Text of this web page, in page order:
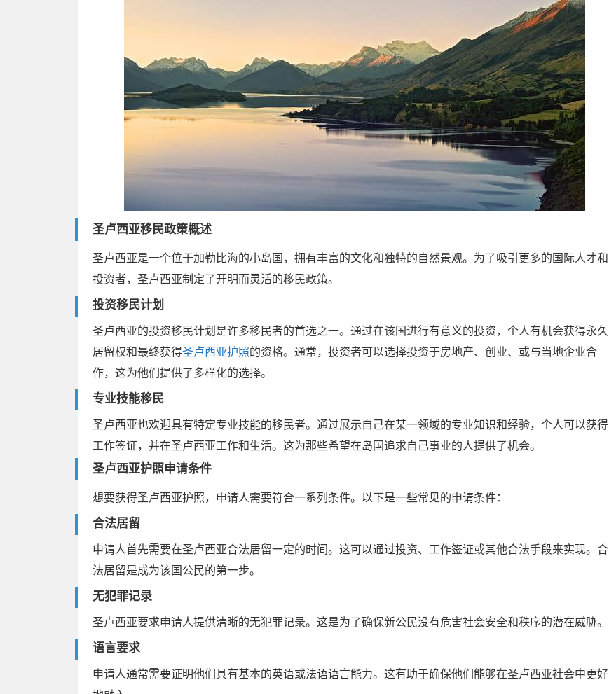
圣卢西亚移民政策概述
圣卢西亚是一个位于加勒比海的小岛国，拥有丰富的文化和独特的自然景观。为了吸引更多的国际人才和
投资者，圣卢西亚制定了开明而灵活的移民政策。
投资移民计划
圣卢西亚的投资移民计划是许多移民者的首选之一。通过在该国进行有意义的投资，个人有机会获得永久
居留权和最终获得圣卢西亚护照的资格。通常，投资者可以选择投资于房地产、创业、或与当地企业合
作，这为他们提供了多样化的选择。
专业技能移民
圣卢西亚也欢迎具有特定专业技能的移民者。通过展示自己在某一领域的专业知识和经验，个人可以获得
工作签证，并在圣卢西亚工作和生活。这为那些希望在岛国追求自己事业的人提供了机会。
圣卢西亚护照申请条件
想要获得圣卢西亚护照，申请人需要符合一系列条件。以下是一些常见的申请条件：
合法居留
申请人首先需要在圣卢西亚合法居留一定的时间。这可以通过投资、工作签证或其他合法手段来实现。合
法居留是成为该国公民的第一步。
无犯罪记录
圣卢西亚要求申请人提供清晰的无犯罪记录。这是为了确保新公民没有危害社会安全和秩序的潜在威胁。
语言要求
申请人通常需要证明他们具有基本的英语或法语语言能力。这有助于确保他们能够在圣卢西亚社会中更好